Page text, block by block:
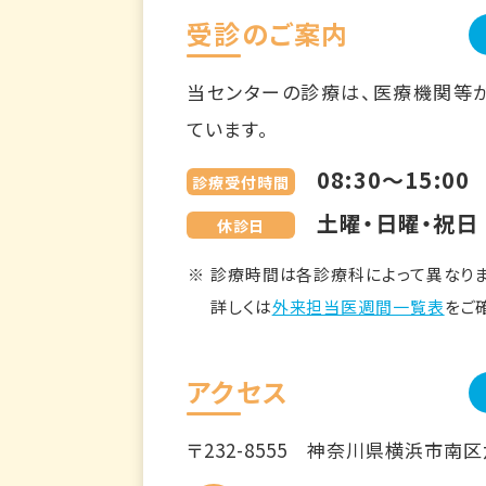
受診のご案内
当センターの診療は、医療機関等
ています。
診療受付時間 08:30～15:00
休診日 土曜・日曜・祝日
診療時間は各診療科によって異なり
詳しくは外来担当医週間一覧表をご
アクセス
〒232-8555神奈川県横浜市南